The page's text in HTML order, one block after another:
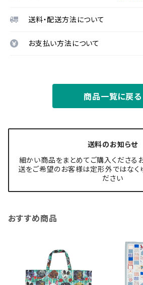
送料・配送方法について
お支払い方法について
商品一覧に戻る
送料のお知らせ
細かい商品をまとめてご購入くださる
送をご希望のお客様は定形外ではなく
ださい
おすすめ商品